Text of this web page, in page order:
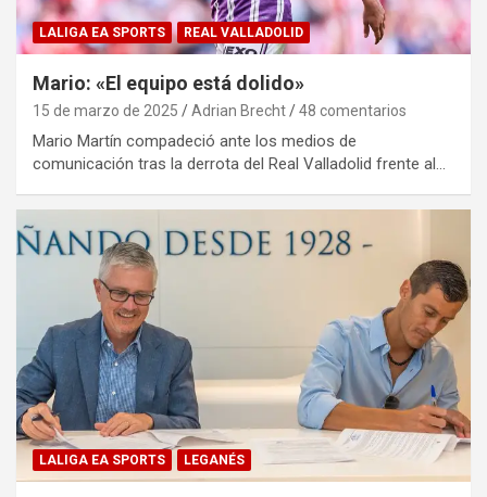
LALIGA EA SPORTS REAL VALLADOLID
Mario: «El equipo está dolido»
15 de marzo de 2025 Adrian Brecht 48 comentarios
Mario Martín compadeció ante los medios de
comunicación tras la derrota del Real Valladolid frente al…
LALIGA EA SPORTS LEGANÉS